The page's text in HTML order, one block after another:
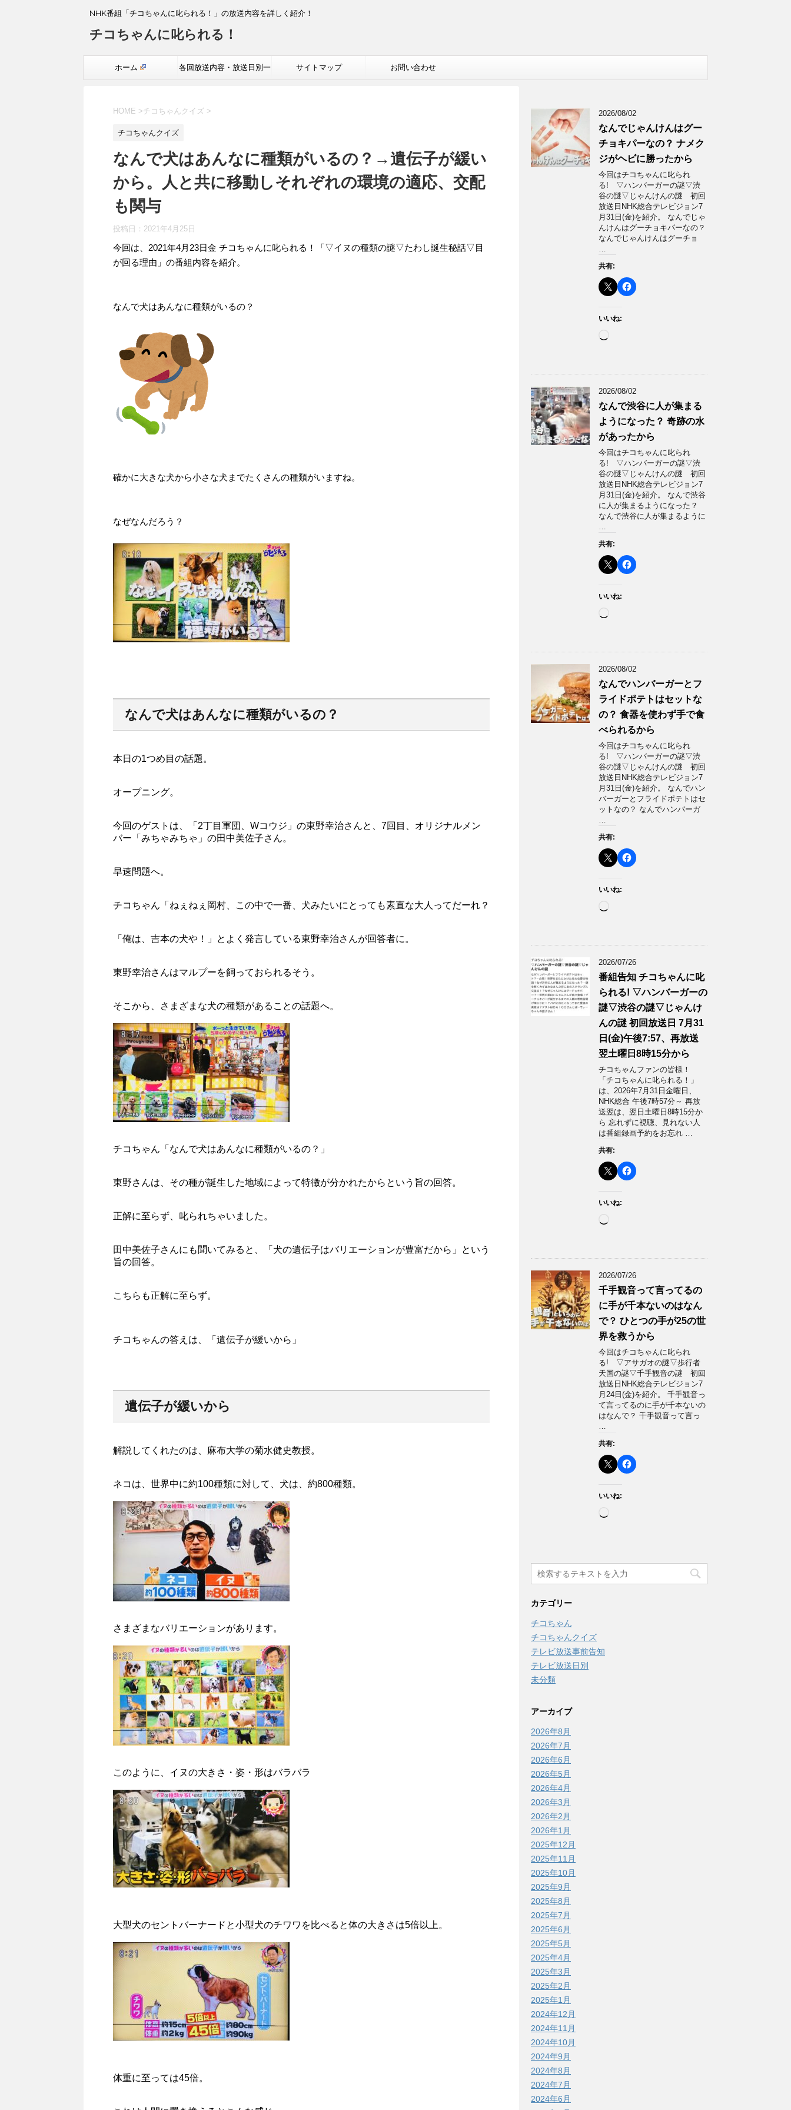
NHK番組「チコちゃんに叱られる！」の放送内容を詳しく紹介！
チコちゃんに叱られる！
ホーム 各回放送内容・放送日別一 サイトマップ お問い合わせ
HOME >チコちゃんクイズ >
チコちゃんクイズ
なんで犬はあんなに種類がいるの？→遺伝子が緩い
から。人と共に移動しそれぞれの環境の適応、交配
も関与
投稿日： 2021年4月25日
今回は、2021年4月23日金 チコちゃんに叱られる！「▽イヌの種類の謎▽たわし誕生秘話▽目
が回る理由」の番組内容を紹介。
なんで犬はあんなに種類がいるの？
確かに大きな犬から小さな犬までたくさんの種類がいますね。
なぜなんだろう？
なんで犬はあんなに種類がいるの？
本日の1つめ目の話題。
オープニング。
今回のゲストは、「2丁目軍団、Wコウジ」の東野幸治さんと、7回目、オリジナルメン
バー「みちゃみちゃ」の田中美佐子さん。
早速問題へ。
チコちゃん「ねぇねぇ岡村、この中で一番、犬みたいにとっても素直な大人ってだーれ？
「俺は、吉本の犬や！」とよく発言している東野幸治さんが回答者に。
東野幸治さんはマルプーを飼っておられるそう。
そこから、さまざまな犬の種類があることの話題へ。
チコちゃん「なんで犬はあんなに種類がいるの？」
東野さんは、その種が誕生した地域によって特徴が分かれたからという旨の回答。
正解に至らず、叱られちゃいました。
田中美佐子さんにも聞いてみると、「犬の遺伝子はバリエーションが豊富だから」という
旨の回答。
こちらも正解に至らず。
チコちゃんの答えは、「遺伝子が緩いから」
遺伝子が緩いから
解説してくれたのは、麻布大学の菊水健史教授。
ネコは、世界中に約100種類に対して、犬は、約800種類。
さまざまなバリエーションがあります。
このように、イヌの大きさ・姿・形はバラバラ
大型犬のセントバーナードと小型犬のチワワを比べると体の大きさは5倍以上。
体重に至っては45倍。
2026/08/02
なんでじゃんけんはグー
チョキパーなの？ ナメク
ジがヘビに勝ったから
今回はチコちゃんに叱られ
る! ▽ハンバーガーの謎▽渋
谷の謎▽じゃんけんの謎 初回
放送日NHK総合テレビジョン7
月31日(金)を紹介。 なんでじゃ
んけんはグーチョキパーなの？
なんでじゃんけんはグーチョ
…
共有:
いいね:
み
2026/08/02
なんで渋谷に人が集まる
ようになった？ 奇跡の水
があったから
今回はチコちゃんに叱られ
る! ▽ハンバーガーの謎▽渋
谷の謎▽じゃんけんの謎 初回
放送日NHK総合テレビジョン7
月31日(金)を紹介。 なんで渋谷
に人が集まるようになった？
なんで渋谷に人が集まるように
…
共有:
いいね:
み
2026/08/02
なんでハンバーガーとフ
ライドポテトはセットな
の？ 食器を使わず手で食
べられるから
今回はチコちゃんに叱られ
る! ▽ハンバーガーの謎▽渋
谷の謎▽じゃんけんの謎 初回
放送日NHK総合テレビジョン7
月31日(金)を紹介。 なんでハン
バーガーとフライドポテトはセ
ットなの？ なんでハンバーガ
…
共有:
いいね:
み
2026/07/26
番組告知 チコちゃんに叱
られる! ▽ハンバーガーの
謎▽渋谷の謎▽じゃんけ
んの謎 初回放送日 7月31
日(金)午後7:57、再放送
翌土曜日8時15分から
チコちゃんファンの皆様！
「チコちゃんに叱られる！」​
は、2026年7月31日金曜日、
NHK総合 午後7時57分～ 再放
送翌は、翌日土曜日8時15分か
ら 忘れずに視聴、見れない人
は番組録画予約をお忘れ …
共有:
いいね:
み
2026/07/26
千手観音って言ってるの
に手が千本ないのはなん
で？ ひとつの手が25の世
界を救うから
今回はチコちゃんに叱られ
る! ▽アサガオの謎▽歩行者
天国の謎▽千手観音の謎 初回
放送日NHK総合テレビジョン7
月24日(金)を紹介。 千手観音っ
て言ってるのに手が千本ないの
はなんで？ 千手観音って言っ
…
共有:
いいね:
中…
カテゴリー
チコちゃん
チコちゃんクイズ
テレビ放送事前告知
テレビ放送日別
未分類
アーカイブ
2026年8月
2026年7月
2026年6月
2026年5月
2026年4月
2026年3月
2026年2月
2026年1月
2025年12月
2025年11月
2025年10月
2025年9月
2025年8月
2025年7月
2025年6月
2025年5月
2025年4月
2025年3月
2025年2月
2025年1月
2024年12月
2024年11月
2024年10月
2024年9月
2024年8月
2024年7月
2024年6月